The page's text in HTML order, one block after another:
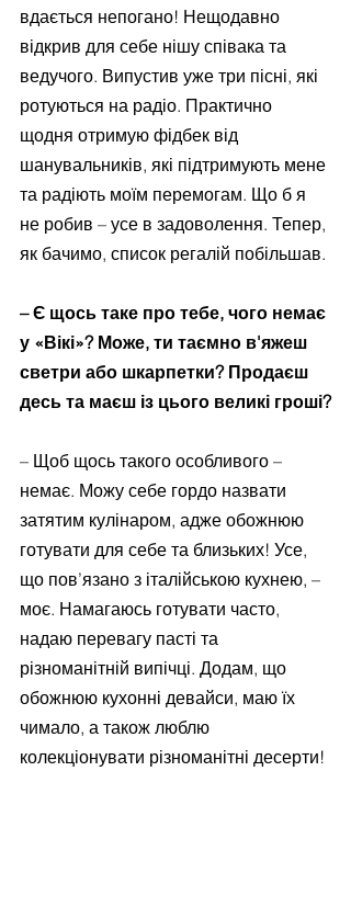
вдається непогано! Нещодавно
відкрив для себе нішу співака та
ведучого. Випустив уже три пісні, які
ротуються на радіо. Практично
щодня отримую фідбек від
шанувальників, які підтримують мене
та радіють моїм перемогам. Що б я
не робив – усе в задоволення. Тепер,
як бачимо, список регалій побільшав.
– Є щось таке про тебе, чого немає
у «Вікі»? Може, ти таємно в'яжеш
светри або шкарпетки? Продаєш
десь та маєш із цього великі гроші?
– Щоб щось такого особливого –
немає. Можу себе гордо назвати
затятим кулінаром, адже обожнюю
готувати для себе та близьких! Усе,
що пов’язано з італійською кухнею, –
моє. Намагаюсь готувати часто,
надаю перевагу пасті та
різноманітній випічці. Додам, що
обожнюю кухонні девайси, маю їх
чимало, а також люблю
колекціонувати різноманітні десерти!